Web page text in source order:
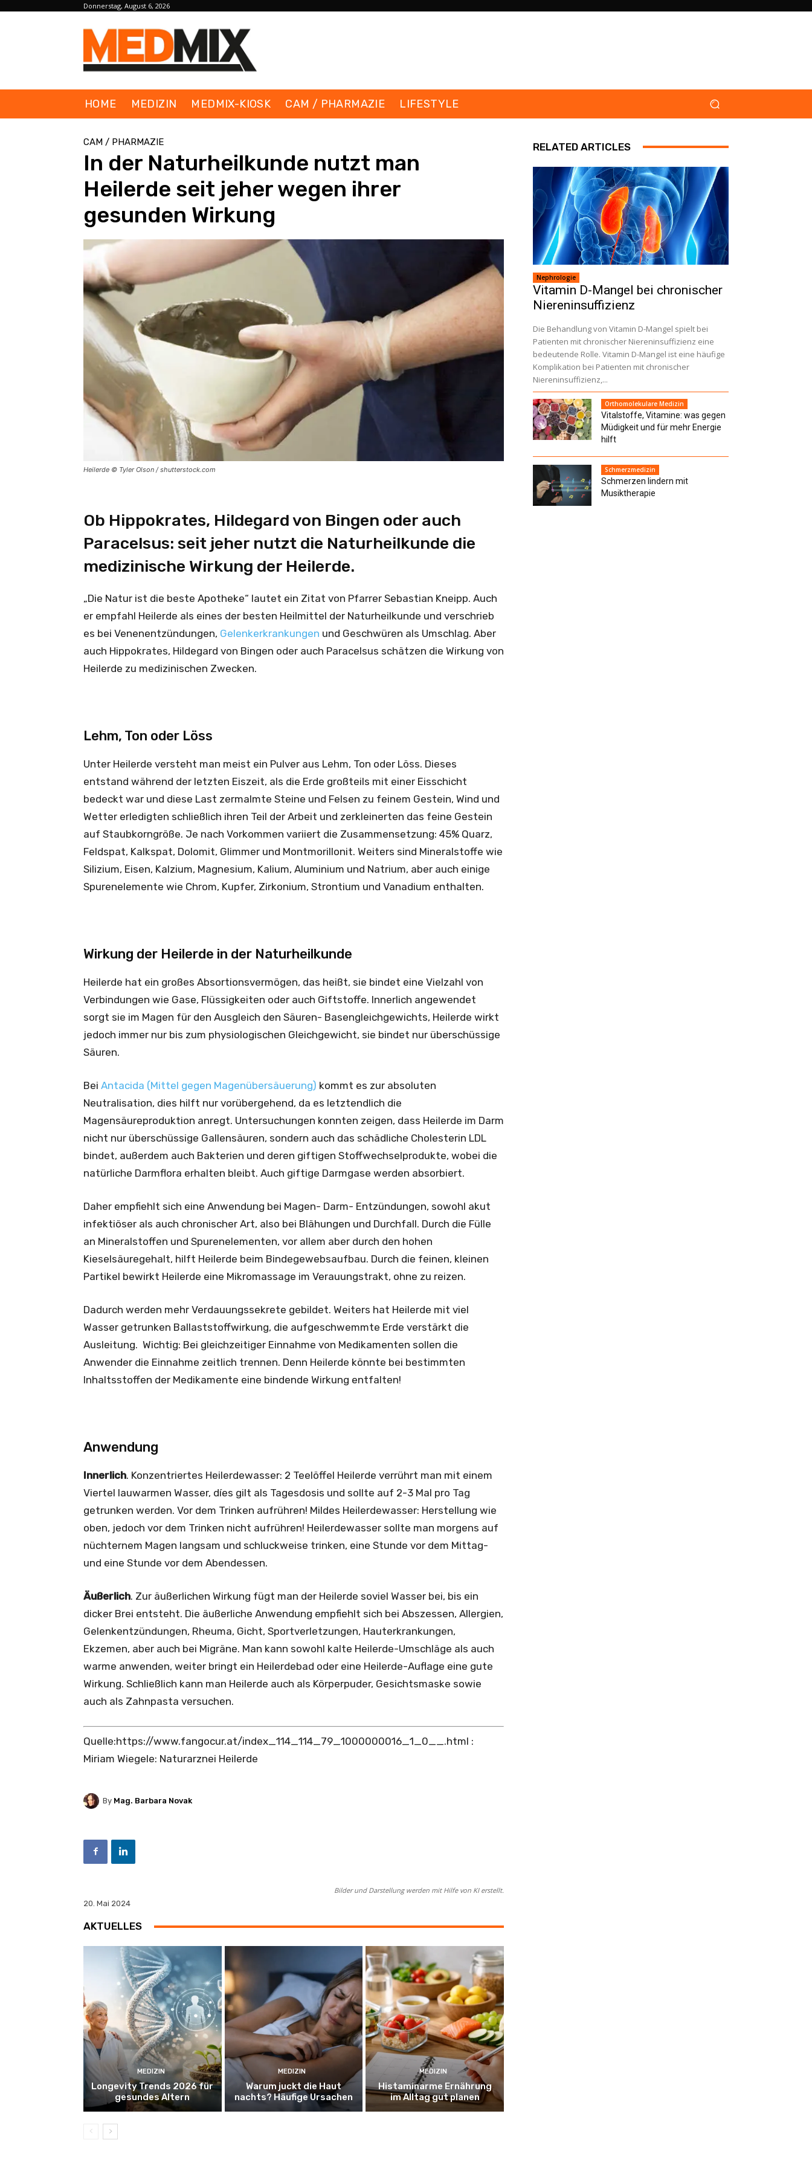
Donnerstag, August 6, 2026
HOME MEDIZIN MEDMIX-KIOSK CAM / PHARMAZIE LIFESTYLE
CAM / PHARMAZIE
In der Naturheilkunde nutzt man
Heilerde seit jeher wegen ihrer
gesunden Wirkung
Heilerde © Tyler Olson / shutterstock.com
Ob Hippokrates, Hildegard von Bingen oder auch
Paracelsus: seit jeher nutzt die Naturheilkunde die
medizinische Wirkung der Heilerde.
„Die Natur ist die beste Apotheke“ lautet ein Zitat von Pfarrer Sebastian Kneipp. Auch
er empfahl Heilerde als eines der besten Heilmittel der Naturheilkunde und verschrieb
es bei Venenentzündungen, Gelenkerkrankungen und Geschwüren als Umschlag. Aber
auch Hippokrates, Hildegard von Bingen oder auch Paracelsus schätzen die Wirkung von
Heilerde zu medizinischen Zwecken.
Lehm, Ton oder Löss
Unter Heilerde versteht man meist ein Pulver aus Lehm, Ton oder Löss. Dieses
entstand während der letzten Eiszeit, als die Erde großteils mit einer Eisschicht
bedeckt war und diese Last zermalmte Steine und Felsen zu feinem Gestein, Wind und
Wetter erledigten schließlich ihren Teil der Arbeit und zerkleinerten das feine Gestein
auf Staubkorngröße. Je nach Vorkommen variiert die Zusammensetzung: 45% Quarz,
Feldspat, Kalkspat, Dolomit, Glimmer und Montmorillonit. Weiters sind Mineralstoffe wie
Silizium, Eisen, Kalzium, Magnesium, Kalium, Aluminium und Natrium, aber auch einige
Spurenelemente wie Chrom, Kupfer, Zirkonium, Strontium und Vanadium enthalten.
Wirkung der Heilerde in der Naturheilkunde
Heilerde hat ein großes Absortionsvermögen, das heißt, sie bindet eine Vielzahl von
Verbindungen wie Gase, Flüssigkeiten oder auch Giftstoffe. Innerlich angewendet
sorgt sie im Magen für den Ausgleich den Säuren- Basengleichgewichts, Heilerde wirkt
jedoch immer nur bis zum physiologischen Gleichgewicht, sie bindet nur überschüssige
Säuren.
Bei Antacida (Mittel gegen Magenübersäuerung) kommt es zur absoluten
Neutralisation, dies hilft nur vorübergehend, da es letztendlich die
Magensäureproduktion anregt. Untersuchungen konnten zeigen, dass Heilerde im Darm
nicht nur überschüssige Gallensäuren, sondern auch das schädliche Cholesterin LDL
bindet, außerdem auch Bakterien und deren giftigen Stoffwechselprodukte, wobei die
natürliche Darmflora erhalten bleibt. Auch giftige Darmgase werden absorbiert.
Daher empfiehlt sich eine Anwendung bei Magen- Darm- Entzündungen, sowohl akut
infektiöser als auch chronischer Art, also bei Blähungen und Durchfall. Durch die Fülle
an Mineralstoffen und Spurenelementen, vor allem aber durch den hohen
Kieselsäuregehalt, hilft Heilerde beim Bindegewebsaufbau. Durch die feinen, kleinen
Partikel bewirkt Heilerde eine Mikromassage im Verauungstrakt, ohne zu reizen.
Dadurch werden mehr Verdauungssekrete gebildet. Weiters hat Heilerde mit viel
Wasser getrunken Ballaststoffwirkung, die aufgeschwemmte Erde verstärkt die
Ausleitung. Wichtig: Bei gleichzeitiger Einnahme von Medikamenten sollen die
Anwender die Einnahme zeitlich trennen. Denn Heilerde könnte bei bestimmten
Inhaltsstoffen der Medikamente eine bindende Wirkung entfalten!
Anwendung
Innerlich. Konzentriertes Heilerdewasser: 2 Teelöffel Heilerde verrührt man mit einem
Viertel lauwarmen Wasser, díes gilt als Tagesdosis und sollte auf 2-3 Mal pro Tag
getrunken werden. Vor dem Trinken aufrühren! Mildes Heilerdewasser: Herstellung wie
oben, jedoch vor dem Trinken nicht aufrühren! Heilerdewasser sollte man morgens auf
nüchternem Magen langsam und schluckweise trinken, eine Stunde vor dem Mittag-
und eine Stunde vor dem Abendessen.
Äußerlich. Zur äußerlichen Wirkung fügt man der Heilerde soviel Wasser bei, bis ein
dicker Brei entsteht. Die äußerliche Anwendung empfiehlt sich bei Abszessen, Allergien,
Gelenkentzündungen, Rheuma, Gicht, Sportverletzungen, Hauterkrankungen,
Ekzemen, aber auch bei Migräne. Man kann sowohl kalte Heilerde-Umschläge als auch
warme anwenden, weiter bringt ein Heilerdebad oder eine Heilerde-Auflage eine gute
Wirkung. Schließlich kann man Heilerde auch als Körperpuder, Gesichtsmaske sowie
auch als Zahnpasta versuchen.
Quelle:https://www.fangocur.at/index_114_114_79_1000000016_1_0__.html :
Miriam Wiegele: Naturarznei Heilerde
By Mag. Barbara Novak
Bilder und Darstellung werden mit Hilfe von KI erstellt.
20. Mai 2024
AKTUELLES
MEDIZIN
Longevity Trends 2026 für
gesundes Altern
MEDIZIN
Warum juckt die Haut
nachts? Häufige Ursachen
MEDIZIN
Histaminarme Ernährung
im Alltag gut planen
RELATED ARTICLES
Nephrologie
Vitamin D-Mangel bei chronischer
Niereninsuffizienz
Die Behandlung von Vitamin D-Mangel spielt bei
Patienten mit chronischer Niereninsuffizienz eine
bedeutende Rolle. Vitamin D-Mangel ist eine häufige
Komplikation bei Patienten mit chronischer
Niereninsuffizienz,...
Orthomolekulare Medizin
Vitalstoffe, Vitamine: was gegen
Müdigkeit und für mehr Energie
hilft
Schmerzmedizin
Schmerzen lindern mit
Musiktherapie